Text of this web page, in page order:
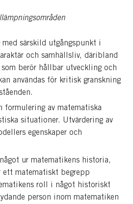
särskild utgångspunkt i
och samhällsliv, däribland
berör hållbar utveckling och
användas för kritisk granskning
formulering av matematiska
situationer. Utvärdering av
egenskaper och
ur matematikens historia,
matematiskt begrepp
roll i något historiskt
person inom matematiken